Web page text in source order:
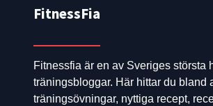
FitnessFia
Fitnessfia är en av Sveriges största
träningsbloggar. Här hittar du bland
träningsövningar, nyttiga recept,